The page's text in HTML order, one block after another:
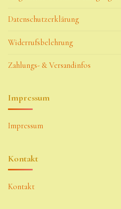
Datenschutzerklärung
Widerrufsbelehrung
Zahlungs- & Versandinfos
Impressum
Impressum
Kontakt
Kontakt